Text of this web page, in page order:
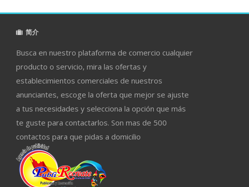
简介
Busca en nuestro plataforma de comercio cualquier
producto o servicio, mira las ofertas y
establecimientos comerciales de nuestros
anunciantes, escoge la oferta que mejor se ajuste
a tus necesidades y selecciona la opción que más
te guste para contactarlos. Son mas de 500
contactos para que pidas a domicilio